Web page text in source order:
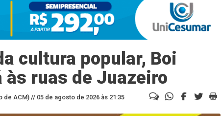
cultura popular, Boi
às ruas de Juazeiro
de ACM) // 05 de agosto de 2026 às 21:35